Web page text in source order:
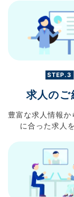
STEP.3
求人のご
豊富な求人情報か
に合った求人を